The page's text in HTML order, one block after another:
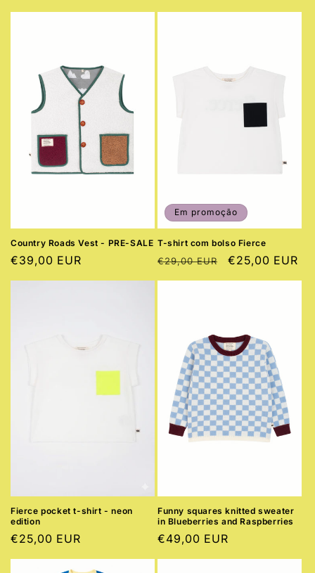
normal
de
Country Roads Vest - PRE-SALE
Preço
€39,00 EUR
Em promoção
T-shirt com bolso Fierce
Preço
€29,00 EUR
Preço
€25,00 EUR
Fierce pocket t-shirt - neon
edition
Preço
normal
€25,00 EUR
Funny squares knitted sweater
in Blueberries and Raspberries
Preço
normal
€49,00 EUR